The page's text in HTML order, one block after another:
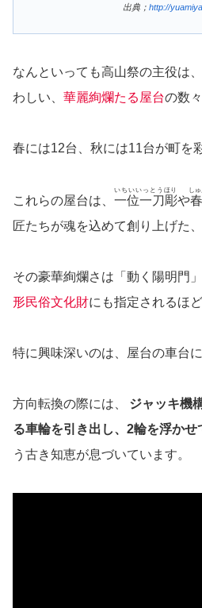
出典； http://
なんといっても高山祭の主役は
わしい、 華麗絢爛たる屋台の数
春には12台、秋には11台が町を
これらの屋台は、 一位一刀彫
いちいいっとうほり
や
し
匠たちが魂を込めて創り上げた
その豪華絢爛さは「動く陽明門」
形民俗文化財にも指定されるほ
特に興味深いのは、屋台の車台
方向転換の際には、
ジャッキ機
る車輪を引き出し、2輪を浮かせ
う古き知恵が息づいています。